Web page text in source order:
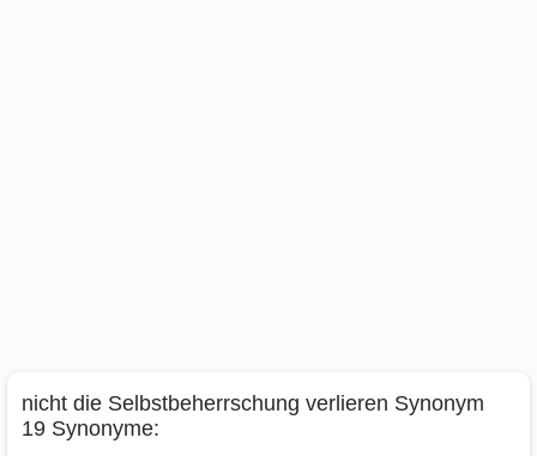
nicht die Selbstbeherrschung verlieren Synonym
19 Synonyme: